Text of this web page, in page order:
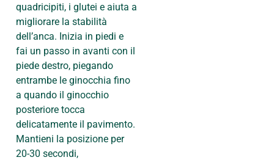
quadricipiti, i glutei e aiuta a
migliorare la stabilità
dell’anca. Inizia in piedi e
fai un passo in avanti con il
piede destro, piegando
entrambe le ginocchia fino
a quando il ginocchio
posteriore tocca
delicatamente il pavimento.
Mantieni la posizione per
20-30 secondi,